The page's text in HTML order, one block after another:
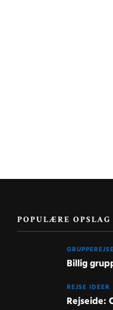
POPULÆRE OPSLAG
Billig
REJSE IDEER
Rejseide: